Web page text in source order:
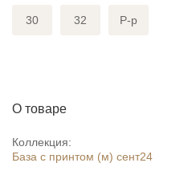
30 32 Р-р
О товаре
Коллекция:
База с принтом (м) сент24